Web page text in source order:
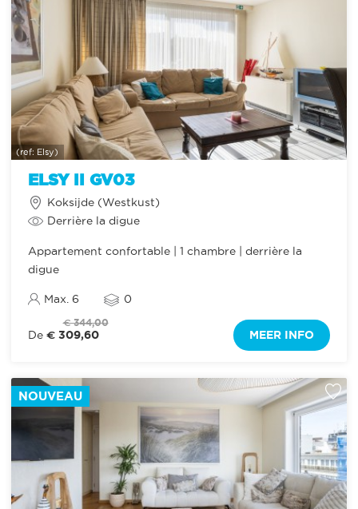
ELSY II GV03
(ref: Elsy)
Koksijde (Westkust)
Derrière la digue
Appartement confortable | 1 chambre | derrière la
digue
Max. 6 0
€ 344,00
De € 309,60 MEER INFO
NOUVEAU